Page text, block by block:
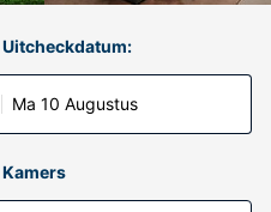
Uitcheckdatum:
Ma 10 Augustus
Kamers